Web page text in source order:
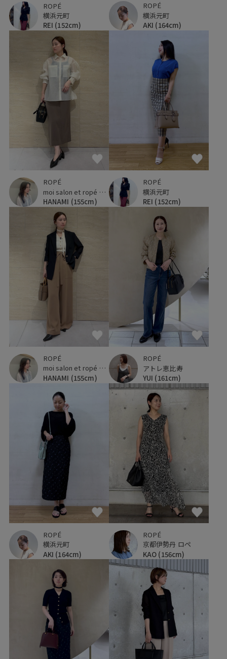
ROPÉ
横浜元町
REI (152cm)
ROPÉ
横浜元町
AKI (164cm)
ROPÉ
moi salon et ropé 大阪高島屋
HANAMI (155cm)
ROPÉ
横浜元町
REI (152cm)
ROPÉ
moi salon et ropé 大阪高島屋
HANAMI (155cm)
ROPÉ
アトレ恵比寿
YUI (161cm)
ROPÉ
横浜元町
AKI (164cm)
ROPÉ
京都伊勢丹 ロペ
KAO (156cm)